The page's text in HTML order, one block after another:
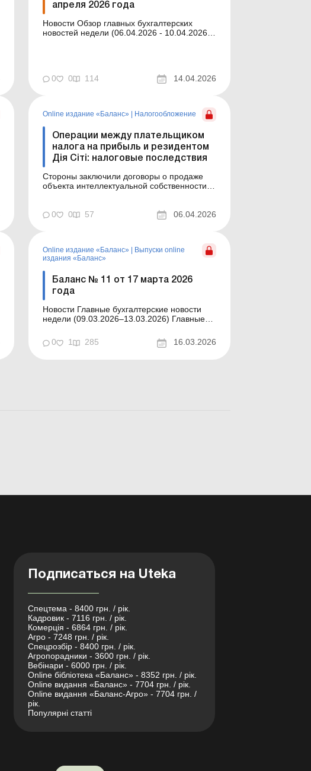
апреля 2026 года
Новости Обзор главных бухгалтерских
новостей недели (06.04.2026 - 10.04.2026)
надбавки за выслугу лет: как правильно
0 0 114 14.04.2026
Online издание «Баланс» Налогообложение
Операции между плательщиком
налога на прибыль и резидентом
Дія Сіті: налоговые последствия
Стороны заключили договоры о продаже
объекта интеллектуальной собственности и
покупателем – плательщик налога на
0 0 57 06.04.2026
Online издание «Баланс»
Выпуски online
издания «Баланс»
Баланс № 11 от 17 марта 2026
года
Новости Главные бухгалтерские новости
недели (09.03.2026–13.03.2026) Главные
законодательстве – обновляется ежедневно
Содержание номера Юридические
0 1 285 16.03.2026
Подписаться на Uteka
Спецтема - 8400 грн. / рік.
Кадровик - 7116 грн. / рік.
Комерція - 6864 грн. / рік.
Агро - 7248 грн. / рік.
Спецрозбір - 8400 грн. / рік.
Агропорадники - 3600 грн. / рік.
Вебінари - 6000 грн. / рік.
Online бібліотека «Баланс» - 8352 грн. / рік.
Online видання «Баланс» - 7704 грн. / рік.
Online видання «Баланс-Агро» - 7704 грн. /
рік.
Популярні статті